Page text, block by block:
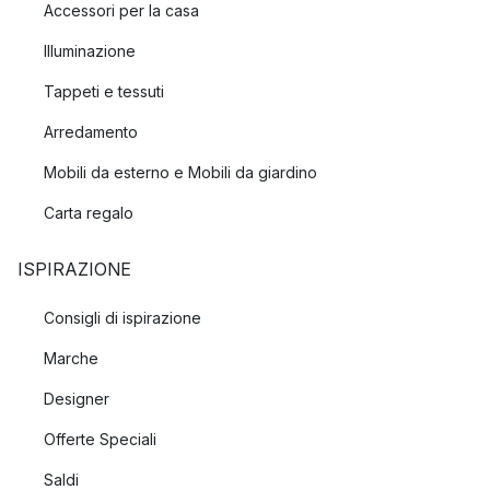
Accessori per la casa
Illuminazione
Tappeti e tessuti
Arredamento
Mobili da esterno e Mobili da giardino
Carta regalo
ISPIRAZIONE
Consigli di ispirazione
Marche
Designer
Offerte Speciali
Saldi